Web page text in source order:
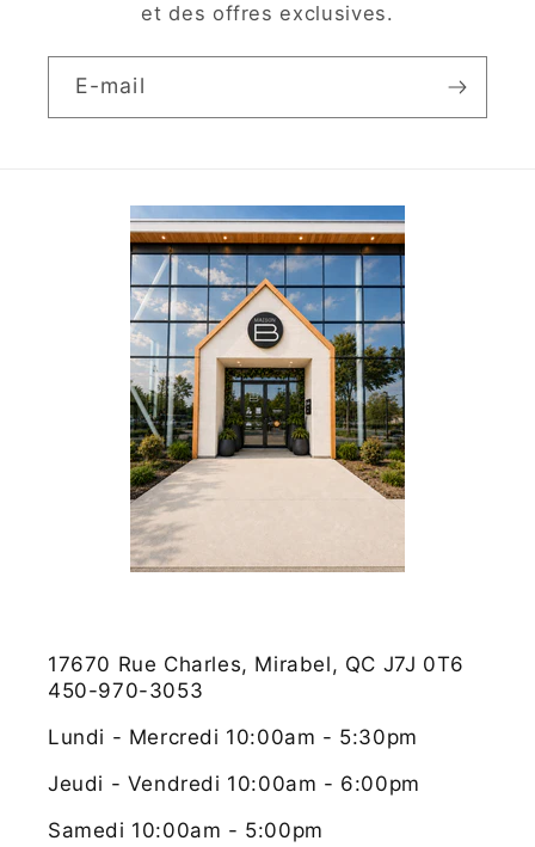
et des offres exclusives.
E-mail
17670 Rue Charles, Mirabel, QC J7J 0T6
450-970-3053
Lundi - Mercredi 10:00am - 5:30pm
Jeudi - Vendredi 10:00am - 6:00pm
Samedi 10:00am - 5:00pm